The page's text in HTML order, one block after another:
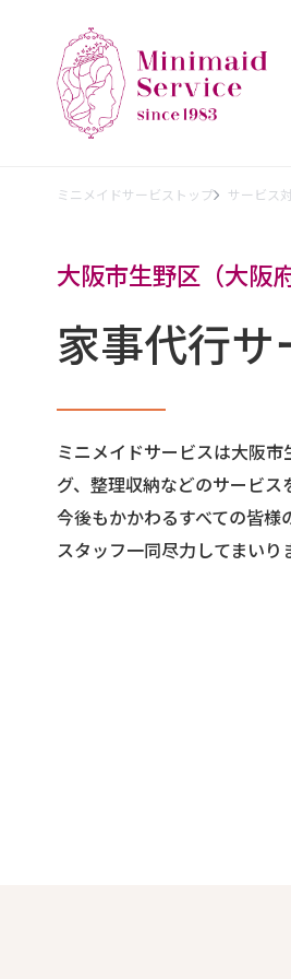
ミニメイドサービストップ サービス
大阪市生野区（大阪府
家事代行
ミニメイドサービスは大阪
グ、整理収納などのサービス
今後もかかわるすべての皆様
スタッフ一同尽力してまいり